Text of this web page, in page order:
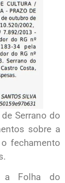
Serrano do
sobre a
fechamento
a Folha do